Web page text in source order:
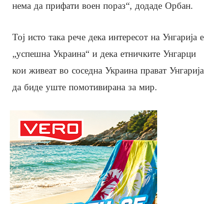
нема да прифати воен пораз“, додаде Орбан.
Тој исто така рече дека интересот на Унгарија е
„успешна Украина“ и дека етничките Унгарци
кои живеат во соседна Украина прават Унгарија
да биде уште помотивирана за мир.